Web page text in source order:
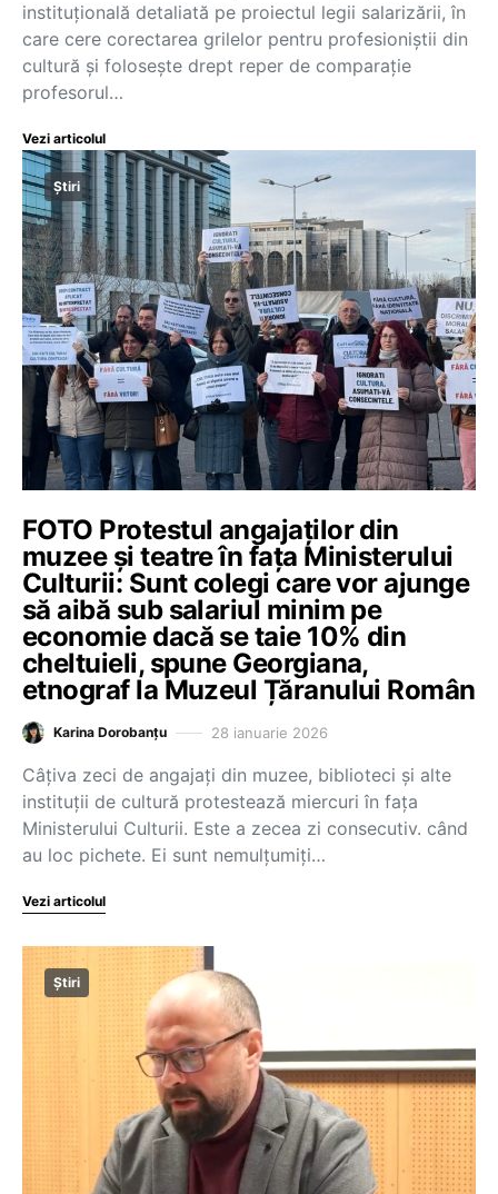
instituțională detaliată pe proiectul legii salarizării, în
care cere corectarea grilelor pentru profesioniștii din
cultură și folosește drept reper de comparație
profesorul…
Vezi articolul
Știri
FOTO Protestul angajaților din
muzee și teatre în fața Ministerului
Culturii: Sunt colegi care vor ajunge
să aibă sub salariul minim pe
economie dacă se taie 10% din
cheltuieli, spune Georgiana,
etnograf la Muzeul Țăranului Român
Karina Dorobanțu 28 ianuarie 2026
Câțiva zeci de angajați din muzee, biblioteci și alte
instituții de cultură protestează miercuri în fața
Ministerului Culturii. Este a zecea zi consecutiv. când
au loc pichete. Ei sunt nemulțumiți…
Vezi articolul
Știri